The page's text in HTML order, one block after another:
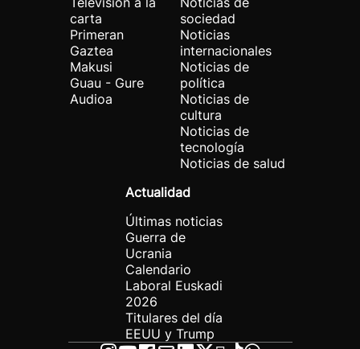
carta
Primeran
Gaztea
Makusi
Guau - Gure
Audioa
sociedad
Noticias
internacionales
Noticias de
política
Noticias de
cultura
Noticias de
tecnología
Noticias de salud
Actualidad
Últimas noticias
Guerra de
Ucrania
Calendario
Laboral Euskadi
2026
Titulares del día
EEUU y Trump